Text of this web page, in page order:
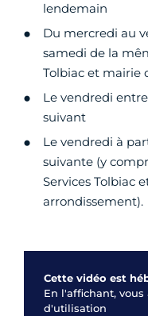
lendemain
Du mercredi au
samedi de la
Tolbiac et mairie
Le vendredi
suivant
Le vendredi à
suivante (y
Services Tolbiac
arrondissement).
Cette vidéo est
En l'affichant, vous
d'utilisation